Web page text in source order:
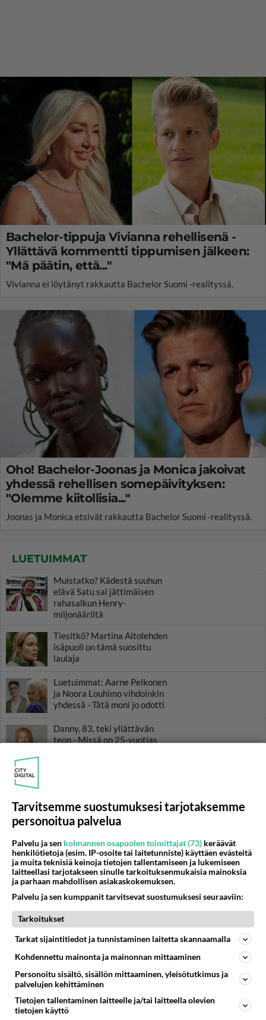
Bachelor-tippuja Vivianna rehellisenä -
Yllättävä kommentti tippumisen jälkeen:
"Mä päätin, että..."
Vivianna ei löytänyt rakkautta Bachelor Suomi -realityssä.
Oho! Bachelor-Joonas ja Monica jakoivat
yhdessä rehellisen somepäivityksen:
"Olemme kiitollisia..."
Joonas ja Monica etsivät rakkautta Bachelor Suomi -realityssä.
LUETUIMMAT
Muistatko? Kädestä suuhun
elävä Satu sai jättimäisen
rahasalkun Henry-
miljonääriltä
Tiesitkö? Martina Aitolehden
isäpuoli on tämä suosittu
laulaja
Luetuimmat: Aarne Pelkonen
ja Noora Louhimo vihdoinkin
yhdessä - Tätä moni jo odotti
Danny, 83, teki yllättävän
teon - Missä on 25-vuotias
odottaa
Tarvitsemme suostumuksesi tarjotaksemme
personoitua palvelua
Palvelu ja sen kolmannen osapuolen toimittajat (73) keräävät
henkilötietoja (esim. IP-osoite tai laitetunniste) käyttäen evästeitä
ja muita teknisiä keinoja tietojen tallentamiseen ja lukemiseen
laitteellasi tarjotakseen sinulle tarkoituksenmukaisia mainoksia
ja parhaan mahdollisen asiakaskokemuksen.
Palvelu ja sen kumppanit tarvitsevat suostumuksesi seuraaviin:
Tarkoitukset
Tarkat sijaintitiedot ja tunnistaminen laitetta skannaamalla
Kohdennettu mainonta ja mainonnan mittaaminen
Personoitu sisältö, sisällön mittaaminen, yleisötutkimus ja
palvelujen kehittäminen
Tietojen tallentaminen laitteelle ja/tai laitteella olevien
tietojen käyttö